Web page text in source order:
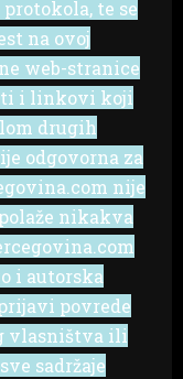
te se
na ovoj
web-stranice
i linkovi koji
drugih
odgovorna za
nije
nikakva
i autorska
povrede
vlasništva ili
sadržaje